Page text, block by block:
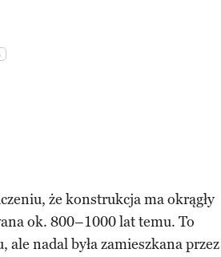
że konstrukcja ma okrągły
ok. 800–1000 lat temu. To
ale nadal była zamieszkana przez